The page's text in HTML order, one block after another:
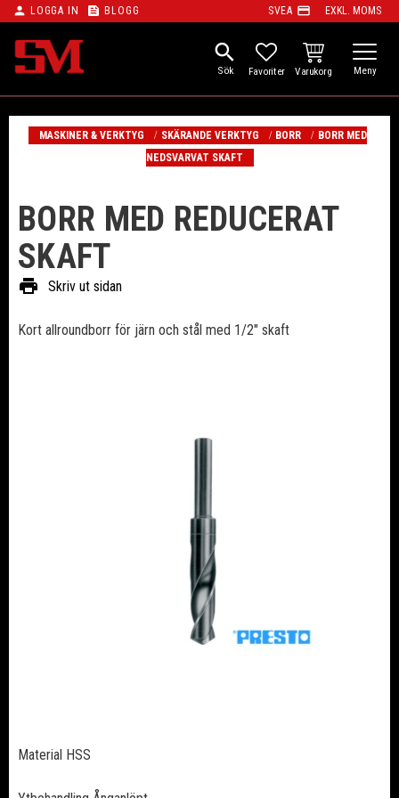
Meny
person LOGGA IN feed BLOGG SVEA payment EXKL. MOMS
search
FAVORITER
KUNDVAGN
MASKINER & VERKTYG SKÄRANDE VERKTYG BORR
BORR MED
NEDSVARVAT SKAFT
BORR MED REDUCERAT
SKAFT
print Skriv ut sidan
Kort allroundborr för järn och stål med 1/2" skaft
Material HSS